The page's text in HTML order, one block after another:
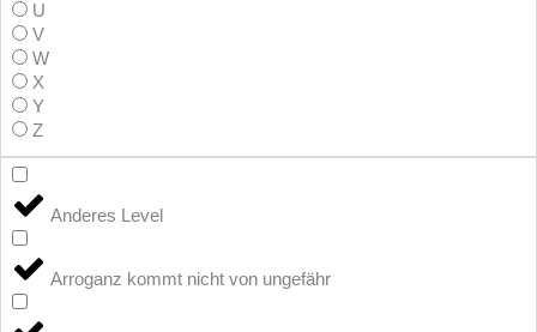
U
V
W
X
Y
Z
Anderes Level
Arroganz kommt nicht von ungefähr